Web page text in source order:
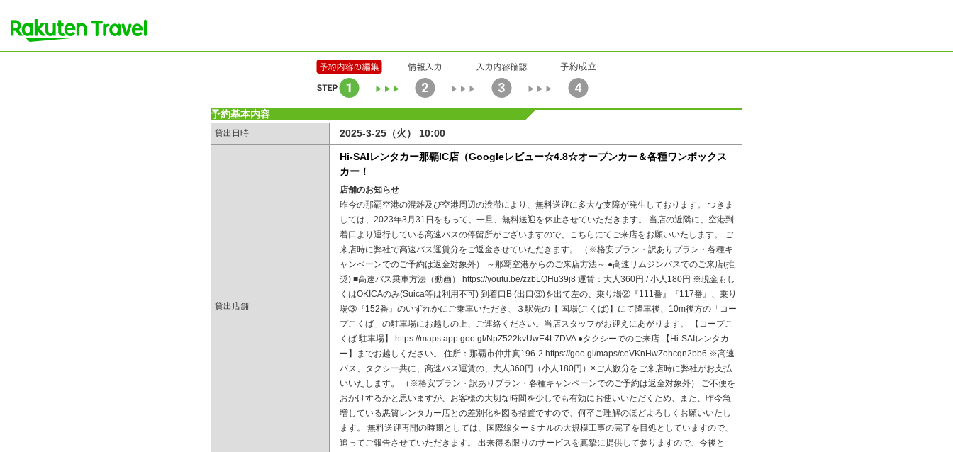
予約基本内容
貸出日時 2025-3-25（火） 10:00
貸出店舗
Hi-SAIレンタカー那覇IC店（Googleレビュー☆4.8☆オープンカー＆各種ワンボックス
カー！
店舗のお知らせ
昨今の那覇空港の混雑及び空港周辺の渋滞により、無料送迎に多大な支障が発生しております。 つきま
しては、2023年3月31日をもって、一旦、無料送迎を休止させていただきます。 当店の近隣に、空港到
着口より運行している高速バスの停留所がございますので、こちらにてご来店をお願いいたします。 ご
来店時に弊社で高速バス運賃分をご返金させていただきます。 （※格安プラン・訳ありプラン・各種キ
ャンペーンでのご予約は返金対象外） ～那覇空港からのご来店方法～ ●高速リムジンバスでのご来店(推
奨) ■高速バス乗車方法（動画） https://youtu.be/zzbLQHu39j8 運賃：大人360円 / 小人180円 ※現金もし
くはOKICAのみ(Suica等は利用不可) 到着口B (出口③)を出て左の、乗り場②『111番』『117番』、乗り
場③『152番』のいずれかにご乗車いただき、３駅先の【 国場(こくば)】にて降車後、10m後方の「コー
プこくば」の駐車場にお越しの上、ご連絡ください。当店スタッフがお迎えにあがります。 【コープこ
くば 駐車場】 https://maps.app.goo.gl/NpZ522kvUwE4L7DVA ●タクシーでのご来店 【Hi-SAIレンタカ
ー】までお越しください。 住所：那覇市仲井真196-2 https://goo.gl/maps/ceVKnHwZohcqn2bb6 ※高速
バス、タクシー共に、高速バス運賃の、大人360円（小人180円）×ご人数分をご来店時に弊社がお支払
いいたします。 （※格安プラン・訳ありプラン・各種キャンペーンでのご予約は返金対象外） ご不便を
おかけするかと思いますが、お客様の大切な時間を少しでも有効にお使いいただくため、また、昨今急
増している悪質レンタカー店との差別化を図る措置ですので、何卒ご理解のほどよろしくお願いいたし
ます。 無料送迎再開の時期としては、国際線ターミナルの大規模工事の完了を目処としていますので、
追ってご報告させていただきます。 出来得る限りのサービスを真摯に提供して参りますので、今後と